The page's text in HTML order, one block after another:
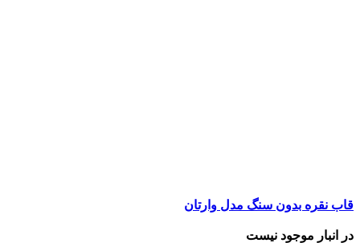
قاب نقره بدون سنگ مدل وارتان
در انبار موجود نیست